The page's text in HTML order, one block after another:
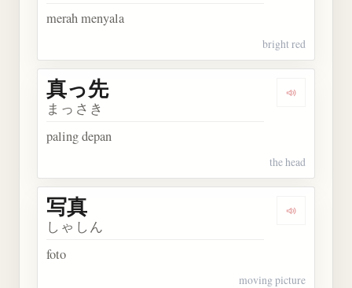
merah menyala
bright red
Dengarkan
真っ先
まっさき
paling depan
the head
Dengarkan
写真
しゃしん
foto
moving picture